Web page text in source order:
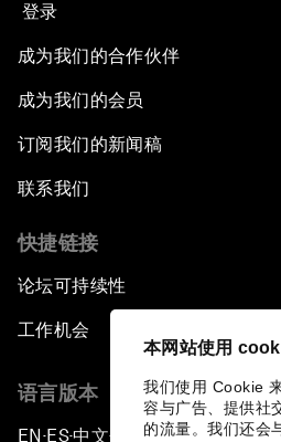
本网站使用
我们使用 Cookie
容与广告、提供社
的流量。我们还会
登录
成为我们的合作伙伴
成为我们的会员
订阅我们的新闻稿
联系我们
快捷链接
论坛可持续性
工作机会
语言版本
EN ▪ES▪中文▪ 日本語